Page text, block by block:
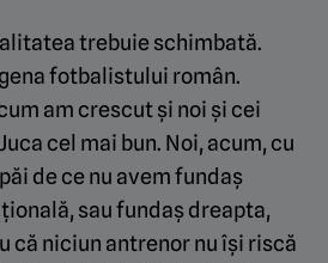
trebuie schimbată.
fotbalistului român.
am crescut și noi și cei
cel mai bun. Noi, acum, cu
de ce nu avem fundaș
sau fundaș dreapta,
că niciun antrenor nu își riscă